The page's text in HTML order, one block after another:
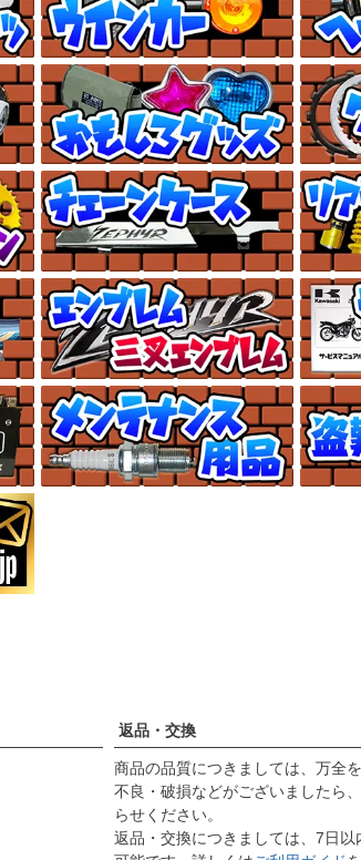
返品・交換
商品の品質につきましては、万全
不良・破損などがございましたら
らせください。
返品・交換につきましては、7日以